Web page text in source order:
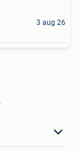
3 aug 26